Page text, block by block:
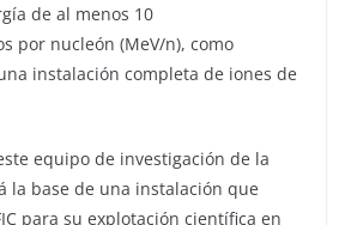
de al menos 10
por nucleón (MeV/n), como
instalación completa de iones de
equipo de investigación de la
la base de una instalación que
para su explotación científica en